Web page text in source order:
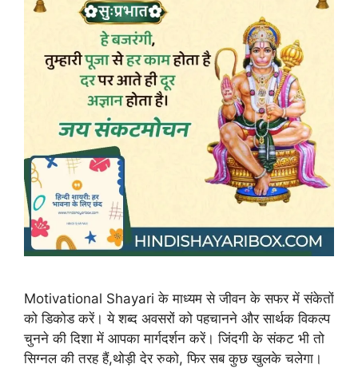
Motivational Shayari के माध्यम से जीवन के सफर में संकेतों
को डिकोड करें। ये शब्द अवसरों को पहचानने और सार्थक विकल्प
चुनने की दिशा में आपका मार्गदर्शन करें। जिंदगी के संकट भी तो
सिग्नल की तरह हैं,थोड़ी देर रुको, फिर सब कुछ खुलके चलेगा।